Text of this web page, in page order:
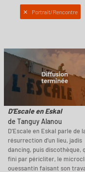
✕ Portrait/Rencontre
D'Escale en Eskal
de Tanguy Alanou
D’Escale en Eskal parle de
résurrection d’un lieu, jadis
dancing, puis discothèque,
fini par péricliter, le
ouessantin faisant son